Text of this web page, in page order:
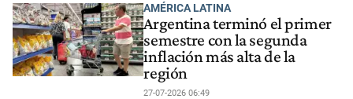
AMÉRICA LATINA
Argentina terminó el primer
semestre con la segunda
inflación más alta de la
región
27-07-2026 06:49